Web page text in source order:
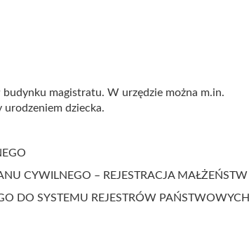
magistratu. W urzędzie można m.in.
urodzeniem dziecka.
CYWILNEGO – REJESTRACJA MAŁŻEŃSTW
DO SYSTEMU REJESTRÓW PAŃSTWOWYCH